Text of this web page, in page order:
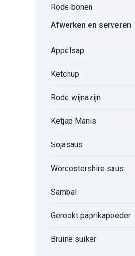
Rode bonen
Afwerken en serveren
Appelsap
Ketchup
Rode wijnazijn
Ketjap Manis
Sojasaus
Worcestershire saus
Sambal
Gerookt paprikapoeder
Bruine suiker